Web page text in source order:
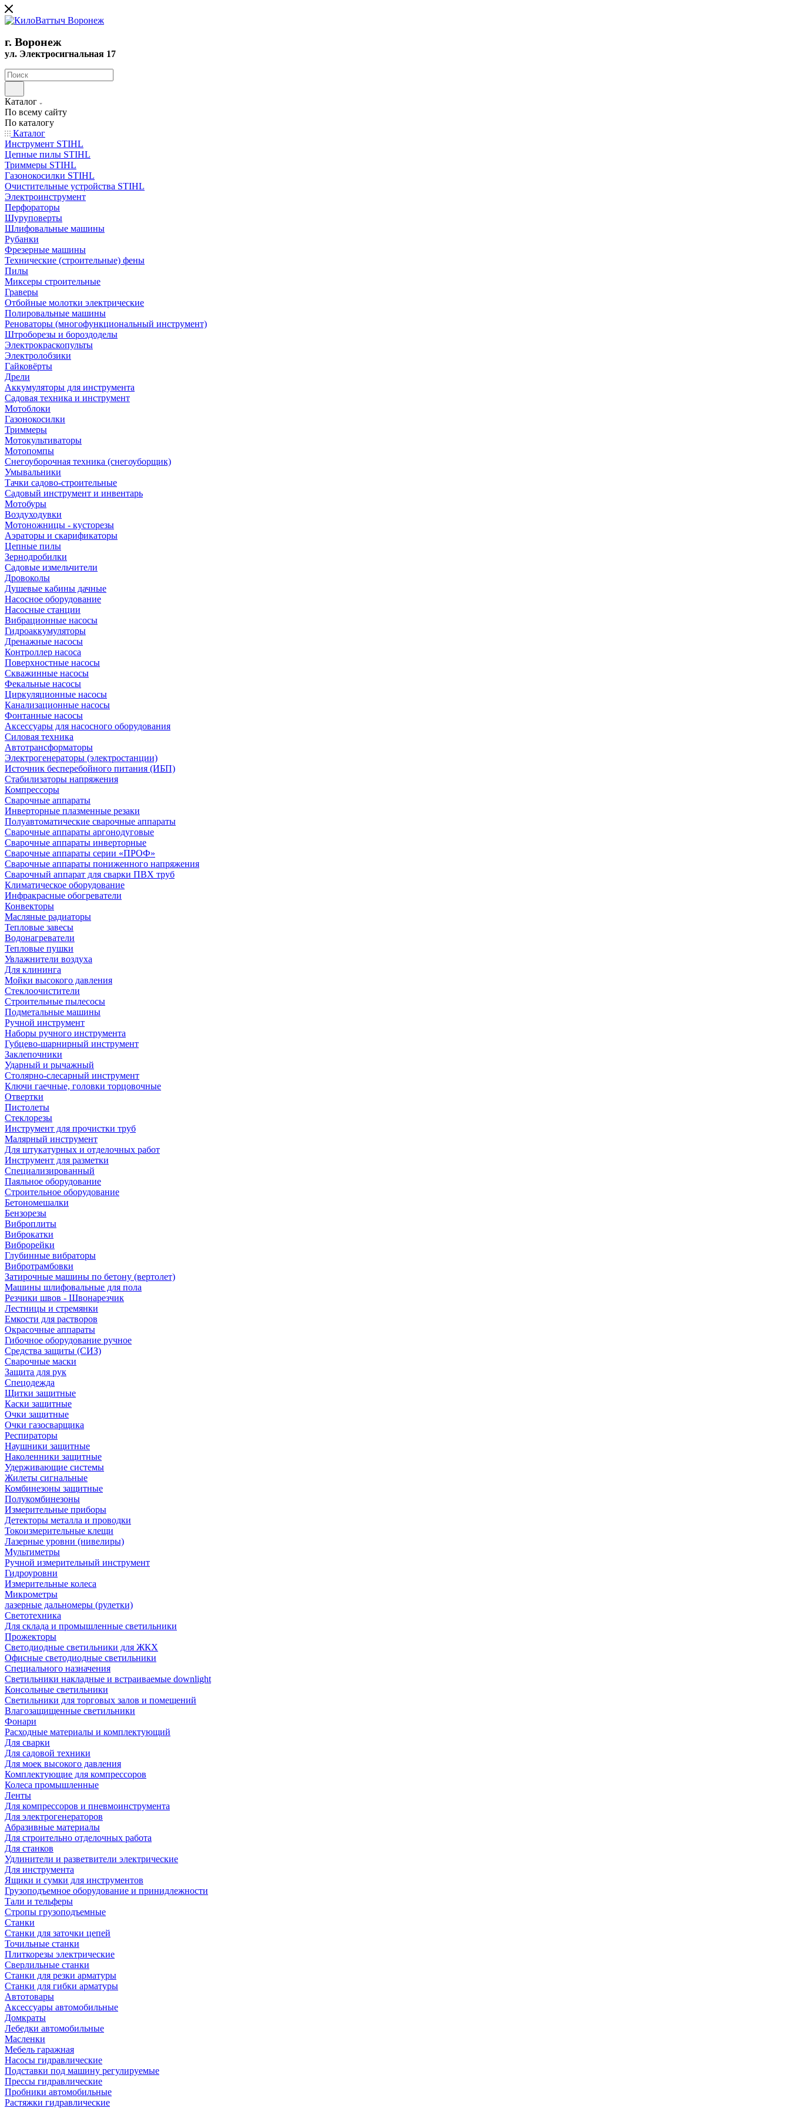
г. Воронеж
ул. Электросигнальная 17
Каталог
По всему сайту
По каталогу
Каталог
Инструмент STIHL
Цепные пилы STIHL
Триммеры STIHL
Газонокосилки STIHL
Очистительные устройства STIHL
Электроинструмент
Перфораторы
Шуруповерты
Шлифовальные машины
Рубанки
Фрезерные машины
Технические (строительные) фены
Пилы
Миксеры строительные
Граверы
Отбойные молотки электрические
Полировальные машины
Реноваторы (многофункциональный инструмент)
Штроборезы и бороздоделы
Электрокраскопульты
Электролобзики
Гайковёрты
Дрели
Аккумуляторы для инструмента
Садовая техника и инструмент
Мотоблоки
Газонокосилки
Триммеры
Мотокультиваторы
Мотопомпы
Снегоуборочная техника (снегоуборщик)
Умывальники
Тачки садово-строительные
Садовый инструмент и инвентарь
Мотобуры
Воздуходувки
Мотоножницы - кусторезы
Аэраторы и скарификаторы
Цепные пилы
Зернодробилки
Садовые измельчители
Дровоколы
Душевые кабины дачные
Насосное оборудование
Насосные станции
Вибрационные насосы
Гидроаккумуляторы
Дренажные насосы
Контроллер насоса
Поверхностные насосы
Скважинные насосы
Фекальные насосы
Циркуляционные насосы
Канализационные насосы
Фонтанные насосы
Аксессуары для насосного оборудования
Силовая техника
Автотрансформаторы
Электрогенераторы (электростанции)
Источник бесперебойного питания (ИБП)
Стабилизаторы напряжения
Компрессоры
Сварочные аппараты
Инверторные плазменные резаки
Полуавтоматические сварочные аппараты
Сварочные аппараты аргонодуговые
Сварочные аппараты инверторные
Сварочные аппараты серии «ПРОФ»
Сварочные аппараты пониженного напряжения
Сварочный аппарат для сварки ПВХ труб
Климатическое оборудование
Инфракрасные обогреватели
Конвекторы
Масляные радиаторы
Тепловые завесы
Водонагреватели
Тепловые пушки
Увлажнители воздуха
Для клининга
Мойки высокого давления
Стеклоочистители
Строительные пылесосы
Подметальные машины
Ручной инструмент
Наборы ручного инструмента
Губцево-шарнирный инструмент
Заклепочники
Ударный и рычажный
Столярно-слесарный инструмент
Ключи гаечные, головки торцовочные
Отвертки
Пистолеты
Стеклорезы
Инструмент для прочистки труб
Малярный инструмент
Для штукатурных и отделочных работ
Инструмент для разметки
Специализированный
Паяльное оборудование
Строительное оборудование
Бетономешалки
Бензорезы
Виброплиты
Виброкатки
Виброрейки
Глубинные вибраторы
Вибротрамбовки
Затирочные машины по бетону (вертолет)
Машины шлифовальные для пола
Резчики швов - Швонарезчик
Лестницы и стремянки
Емкости для растворов
Окрасочные аппараты
Гибочное оборудование ручное
Средства защиты (СИЗ)
Сварочные маски
Защита для рук
Спецодежда
Щитки защитные
Каски защитные
Очки защитные
Очки газосварщика
Респираторы
Наушники защитные
Наколенники защитные
Удерживающие системы
Жилеты сигнальные
Комбинезоны защитные
Полукомбинезоны
Измерительные приборы
Детекторы металла и проводки
Токоизмерительные клещи
Лазерные уровни (нивелиры)
Мультиметры
Ручной измерительный инструмент
Гидроуровни
Измерительные колеса
Микрометры
лазерные дальномеры (рулетки)
Светотехника
Для склада и промышленные светильники
Прожекторы
Светодиодные светильники для ЖКХ
Офисные светодиодные светильники
Специального назначения
Светильники накладные и встраиваемые downlight
Консольные светильники
Светильники для торговых залов и помещений
Влагозащищенные светильники
Фонари
Расходные материалы и комплектующий
Для сварки
Для садовой техники
Для моек высокого давления
Комплектующие для компрессоров
Колеса промышленные
Ленты
Для компрессоров и пневмоинструмента
Для электрогенераторов
Абразивные материалы
Для строительно отделочных работа
Для станков
Удлинители и разветвители электрические
Для инструмента
Ящики и сумки для инструментов
Грузоподъемное оборудование и принидлежности
Тали и тельферы
Стропы грузоподъемные
Станки
Станки для заточки цепей
Точильные станки
Плиткорезы электрические
Сверлильные станки
Станки для резки арматуры
Станки для гибки арматуры
Автотовары
Аксессуары автомобильные
Домкраты
Лебедки автомобильные
Масленки
Мебель гаражная
Насосы гидравлические
Подставки под машину регулируемые
Прессы гидравлические
Пробники автомобильные
Растяжки гидравлические